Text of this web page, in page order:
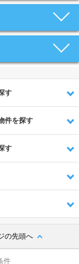
す
件を探す
す
の先頭へ
件